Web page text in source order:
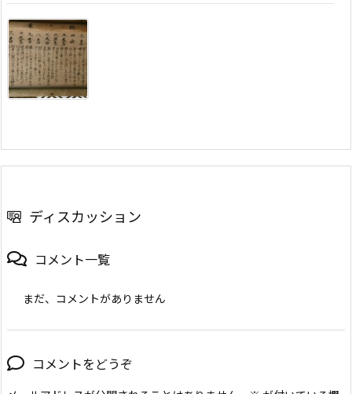
ディスカッション
コメント一覧
まだ、コメントがありません
コメントをどうぞ